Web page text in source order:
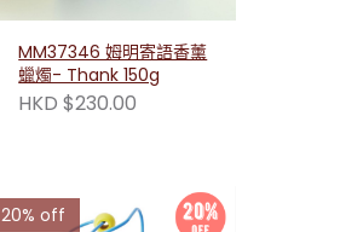
MM37346 姆明寄語香薰
蠟燭- Thank 150g
HKD $230.00
20% off